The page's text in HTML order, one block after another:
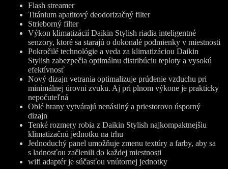
Flash streamer
Titánium apatitový deodorizačný filter
Strieborný filter
Výkon klimatizácií Daikin Stylish riadia inteligentné
senzory, ktoré sa starajú o dokonalé podmienky v miestnosti
Pokročilé technológie a veda za klimatizáciou Daikin
Stylish zabezpečia optimálnu distribúciu teploty a vysokú
efektívnosť
Nový dizajn vetrania optimalizuje prúdenie vzduchu pri
minimálnej úrovni zvuku. Aj pri plnom výkone je prakticky
nepočuteľná
Oblé hrany vytvárajú nenásilný a priestorovo úsporný
dizajn
Tenké rozmery robia z Daikin Stylish najkompaktnejšiu
klimatizačnú jednotku na trhu
Jednoduchý panel umožňuje zmenu textúry a farby, aby sa
s ladnosťou začlenili do každej miestnosti
wifi adaptér je súčasťou vnútornej jednotky